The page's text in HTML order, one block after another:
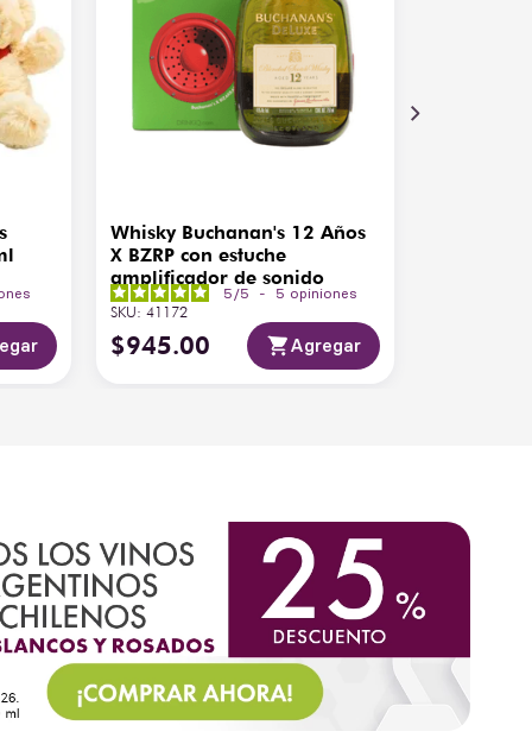
Whisky Buchanan's 12 Años
X BZRP con estuche
amplificador de sonido
5 /5 - 5 opiniones
SKU:41172
$945.00 Agregar